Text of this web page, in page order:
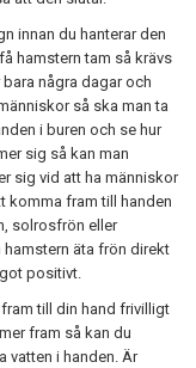
innan du hanterar den
hamstern tam så krävs
några dagar och
så ska man ta
i buren och se hur
sig så kan man
sig vid att ha människor
komma fram till handen
solrosfrön eller
hamstern äta frön direkt
positivt.
till din hand frivilligt
fram så kan du
vatten i handen. Är